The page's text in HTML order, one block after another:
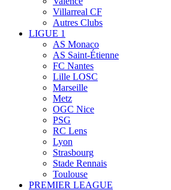
Villarreal CF
Autres Clubs
LIGUE 1
AS Monaco
AS Saint-Étienne
FC Nantes
Lille LOSC
Marseille
Metz
OGC Nice
PSG
RC Lens
Lyon
Strasbourg
Stade Rennais
Toulouse
PREMIER LEAGUE